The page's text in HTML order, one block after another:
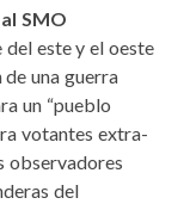
SMO
este y el oeste
de una guerra
un “pueblo
votantes extra-
observadores
del